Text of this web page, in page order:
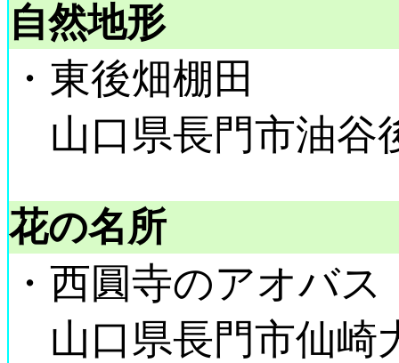
自然地形
・東後畑棚田
山口県長門市油谷
花の名所
・西圓寺のアオバス
山口県長門市仙崎